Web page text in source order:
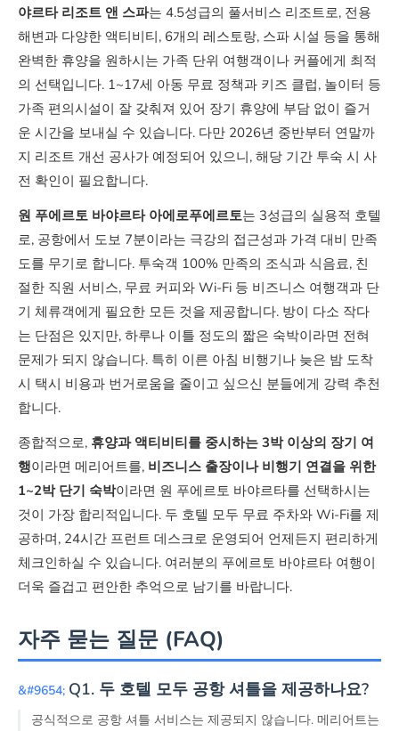
무료
체크인/아웃
15:00 / 12:00
야르타 리조트 앤 스파는 4.5성급의 풀서비스 리조트로, 전용
해변과 다양한 액티비티, 6개의 레스토랑, 스파 시설 등을 통해
완벽한 휴양을 원하시는 가족 단위 여행객이나 커플에게 최적
의 선택입니다. 1~17세 아동 무료 정책과 키즈 클럽, 놀이터 등
가족 편의시설이 잘 갖춰져 있어 장기 휴양에 부담 없이 즐거
운 시간을 보내실 수 있습니다. 다만 2026년 중반부터 연말까
지 리조트 개선 공사가 예정되어 있으니, 해당 기간 투숙 시 사
전 확인이 필요합니다.
원 푸에르토 바야르타 아에로푸에르토는 3성급의 실용적 호텔
로, 공항에서 도보 7분이라는 극강의 접근성과 가격 대비 만족
도를 무기로 합니다. 투숙객 100% 만족의 조식과 식음료, 친
절한 직원 서비스, 무료 커피와 Wi-Fi 등 비즈니스 여행객과 단
기 체류객에게 필요한 모든 것을 제공합니다. 방이 다소 작다
는 단점은 있지만, 하루나 이틀 정도의 짧은 숙박이라면 전혀
문제가 되지 않습니다. 특히 이른 아침 비행기나 늦은 밤 도착
시 택시 비용과 번거로움을 줄이고 싶으신 분들에게 강력 추천
합니다.
종합적으로, 휴양과 액티비티를 중시하는 3박 이상의 장기 여
행이라면 메리어트를, 비즈니스 출장이나 비행기 연결을 위한
1~2박 단기 숙박이라면 원 푸에르토 바야르타를 선택하시는
것이 가장 합리적입니다. 두 호텔 모두 무료 주차와 Wi-Fi를 제
공하며, 24시간 프런트 데스크로 운영되어 언제든지 편리하게
체크인하실 수 있습니다. 여러분의 푸에르토 바야르타 여행이
더욱 즐겁고 편안한 추억으로 남기를 바랍니다.
자주 묻는 질문 (FAQ)
Q1. 두 호텔 모두 공항 셔틀을 제공하나요?
공식적으로 공항 셔틀 서비스는 제공되지 않습니다. 메리어트는